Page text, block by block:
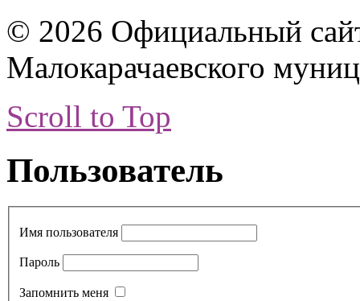
© 2026 Официальный
Малокарачаевского
Scroll to Top
Пользователь
Имя пользователя
Пароль
Запомнить меня